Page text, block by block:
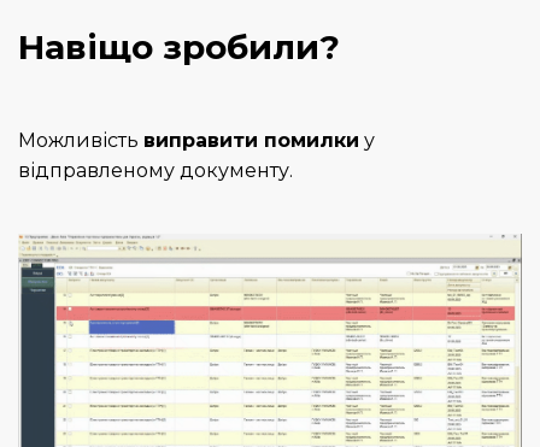
Навіщо зробили?
Можливість виправити помилки у
відправленому документу.